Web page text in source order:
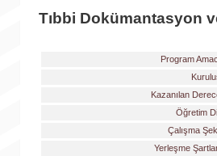
Tıbbi Dokümantasyon
Program
Kazanılan
Öğretim
Çalışma
Yerleşme